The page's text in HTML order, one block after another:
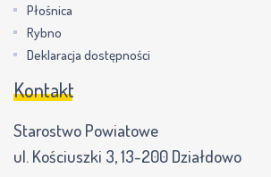
Płośnica
Rybno
Deklaracja dostępności
Kontakt
Starostwo Powiatowe
ul. Kościuszki 3, 13-200 Działdowo